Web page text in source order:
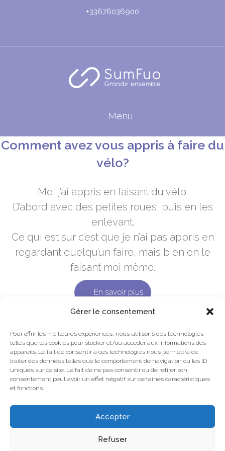
Gérer le consentement
Pour offrir les meilleures expériences, nous utilisons des technologies
telles que les cookies pour stocker et/ou accéder aux informations des
appareils. Le fait de consentir à ces technologies nous permettra de
traiter des données telles que le comportement de navigation ou les ID
uniques sur ce site. Le fait de ne pas consentir ou de retirer son
consentement peut avoir un effet négatif sur certaines caractéristiques
et fonctions.
Accepter
Refuser
+33676036900
Menu
Comment avez vous appris à faire du
vélo?
Moi j’ai appris en faisant du vélo.
D’abord avec des petites roues, puis en les
enlevant.
Ce qui est sur c’est que je n’ai pas appris en
regardant quelqu’un faire, mais bien en le
faisant moi même.
En savoir plus
Mentions légales
Plan du site
Site réalisé parDépartement Marketing